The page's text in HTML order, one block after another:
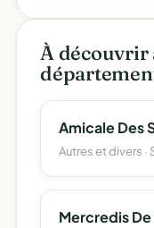
À découvrir
Autres et divers